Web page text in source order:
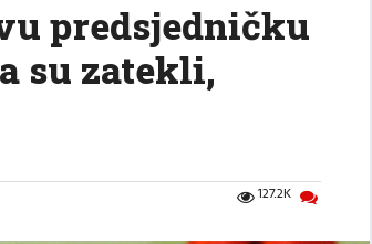
predsjedničku
su zatekli,
127.2K